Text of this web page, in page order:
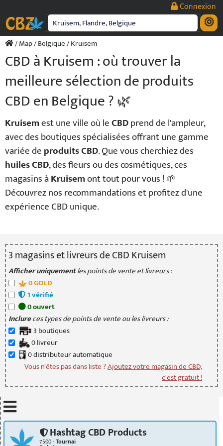
contenu
Connexion
/Map/Belgique/ Kruisem
CBD à Kruisem : où trouver la
meilleure sélection de produits
CBD en Belgique ? 🌿
Kruisemest une ville où leCBDprend de l'ampleur,
avec des boutiques spécialisées offrant une gamme
variée deproduits CBD. Que vous cherchiez des
huiles CBD, des fleurs ou des cosmétiques, ces
magasins àKruisemont tout pour vous ! 🌱
Découvrez nos recommandations et profitez d'une
expérience CBD unique.
3magasinset livreursde CBD Kruisem
Afficher uniquementles points de vente et livreurs :
0GOLD
1vérifié
0ouvert
Inclureces types de points de vente ou les livreurs :
3 boutiques
0livreur
0distributeurautomatique
Vous n'êtes pas dans liste ?Ajoutez votre magasin de CBD,
c'est gratuit !
Hashtag CBD Products
7500 -Tournai